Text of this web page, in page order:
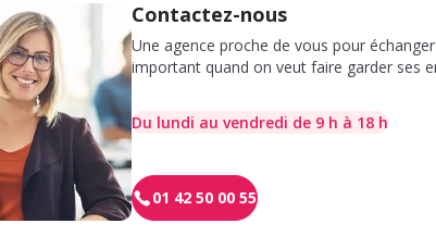
Contactez-nous
Une agence proche de vous pour
important quand on veut faire garder ses
Du lundi au vendredi de 9 h à 18 h
01 42 50 00 55